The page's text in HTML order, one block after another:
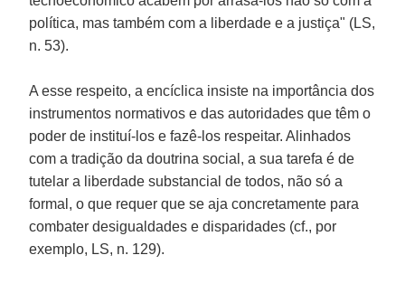
política, mas também com a liberdade e a justiça" (LS,
n. 53).
A esse respeito, a encíclica insiste na importância dos
instrumentos normativos e das autoridades que têm o
poder de instituí-los e fazê-los respeitar. Alinhados
com a tradição da doutrina social, a sua tarefa é de
tutelar a liberdade substancial de todos, não só a
formal, o que requer que se aja concretamente para
combater desigualdades e disparidades (cf., por
exemplo, LS, n. 129).